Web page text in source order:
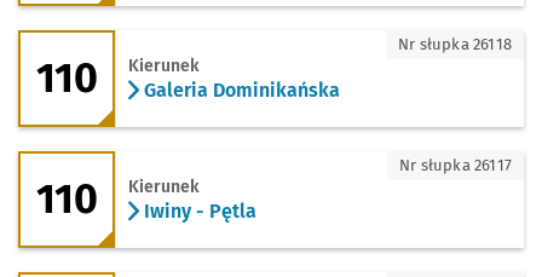
110 - kierunek Galeria Dominikańska
110 Kierunek
Galeria Dominikańska
Nr słupka 26118
110 - kierunek Iwiny - Pętla
110 Kierunek
Iwiny - Pętla
Nr słupka 26117